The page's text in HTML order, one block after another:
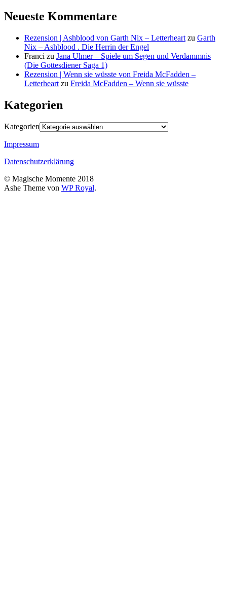
Neueste Kommentare
Rezension | Ashblood von Garth Nix – Letterheart zu Garth
Nix – Ashblood . Die Herrin der Engel
Franci zu Jana Ulmer – Spiele um Segen und Verdammnis
(Die Gottesdiener Saga 1)
Rezension | Wenn sie wüsste von Freida McFadden –
Letterheart zu Freida McFadden – Wenn sie wüsste
Kategorien
Kategorien
Impressum
Datenschutzerklärung
© Magische Momente 2018
Ashe Theme von WP Royal.